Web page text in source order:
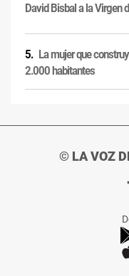
David Bisbal a la Virgen
La mujer que
2.000 habitantes
© LA VOZ